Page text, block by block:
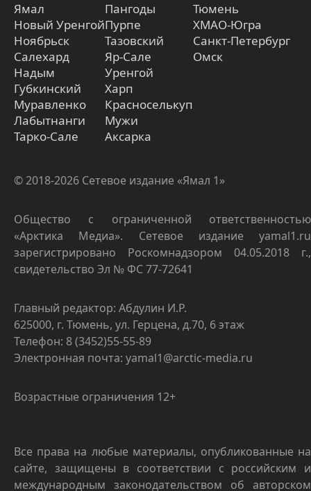
Ямал
Новый Уренгой
Ноябрьск
Салехард
Надым
Губкинский
Муравленко
Лабытнанги
Тарко-Сале
Пангоды
Пурпе
Тазовский
Яр-Сале
Уренгой
Харп
Красноселькуп
Мужи
Аксарка
Тюмень
ХМАО-Югра
Санкт-Петербург
Омск
© 2018-2026 Сетевое издание «Ямал 1»
Общество с ограниченной ответственностью
«Арктика Медиа». Сетевое издание yamal1.ru
зарегистрировано Роскомнадзором 04.05.2018 г.,
свидетельство Эл № ФС 77-72641
Главный редактор: Абдулин И.Р.
625000, г. Тюмень, ул. Герцена, д.70, 6 этаж
Телефон: 8 (3452)55-55-89
Электронная почта: yamal1@arctic-media.ru
Возрастные ограничения 12+
Все права на любые материалы, опубликованные на
сайте, защищены в соответствии с российским и
международным законодательством об авторском